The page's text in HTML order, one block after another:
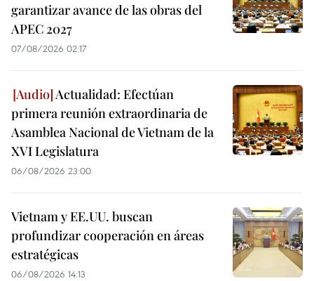
garantizar avance de las obras del
APEC 2027
07/08/2026 02:17
Actualidad: Efectúan
primera reunión extraordinaria de
Asamblea Nacional de Vietnam de la
XVI Legislatura
06/08/2026 23:00
Vietnam y EE.UU. buscan
profundizar cooperación en áreas
estratégicas
06/08/2026 14:13